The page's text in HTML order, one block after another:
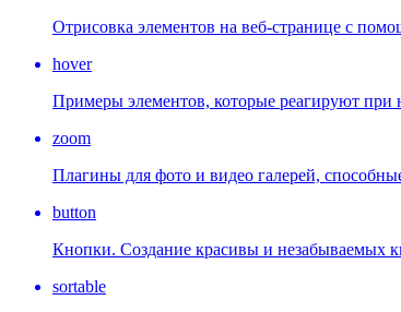
Отрисовка элементов на веб-странице с
hover
Примеры элементов, которые реагируют при
zoom
Плагины для фото и видео галерей,
button
Кнопки. Создание красивы и незабываемых
sortable